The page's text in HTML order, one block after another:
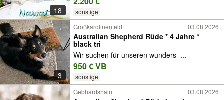
18 sonstige
3
Großkarolinenfeld 03.08.2026
Australian Shepherd Rüde * 4 Jahre *
black tri
Wir suchen für unseren wunders ...
950 € VB
sonstige
Gebhardshain 03.08.2026